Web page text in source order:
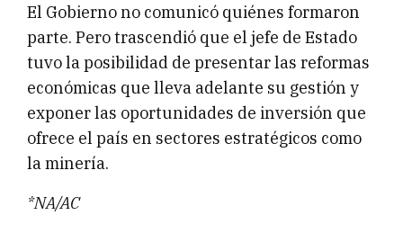
El Gobierno no comunicó quiénes formaron
parte. Pero trascendió que el jefe de Estado
tuvo la posibilidad de presentar las reformas
económicas que lleva adelante su gestión y
exponer las oportunidades de inversión que
ofrece el país en sectores estratégicos como
la minería.
*NA/AC